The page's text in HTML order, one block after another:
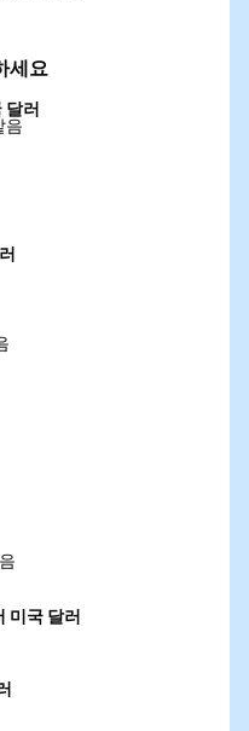
세요
러
음
국 달러